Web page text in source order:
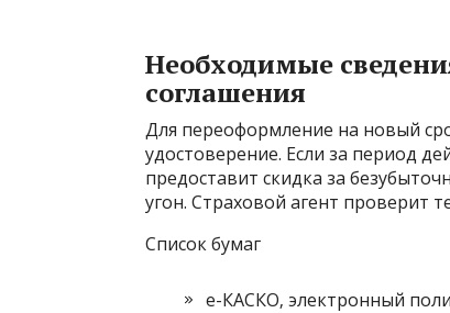
Необходимые
соглашения
Для переоформление на новый
удостоверение. Если за период
предоставит скидка за
угон. Страховой агент проверит
Список бумаг
е-КАСКО‚ электронный